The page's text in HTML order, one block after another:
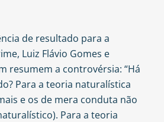
de resultado para a
Luiz Flávio Gomes e
resumem a controvérsia: “Há
Para a teoria naturalística
e os de mera conduta não
Para a teoria